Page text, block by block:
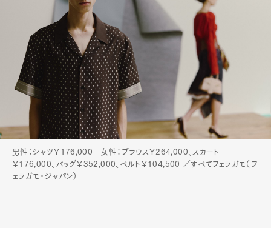
男性：シャツ￥176,000 女性：ブラウス￥264,000、スカート
￥176,000、バッグ￥352,000、ベルト￥104,500 ／すべてフェラガモ（フ
ェラガモ・ジャパン）